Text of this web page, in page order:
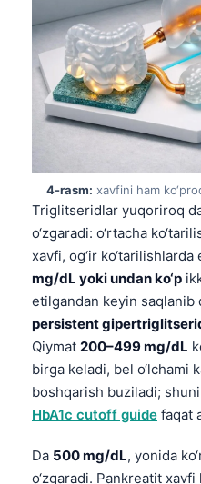
4-rasm: xavfini ham
Triglitseridlar yuqoriroq
o‘zgaradi: o‘rtacha
xavfi, og‘ir
mg/dL yoki undan ko‘p
etilgandan keyin saqlanib
persistent
Qiymat 200–499 mg/dL
birga keladi, bel o‘lchami
boshqarish buziladi;
HbA1c cutoff guide faqat
Da 500 mg/dL, yonida
o‘zgaradi. Pankreatit